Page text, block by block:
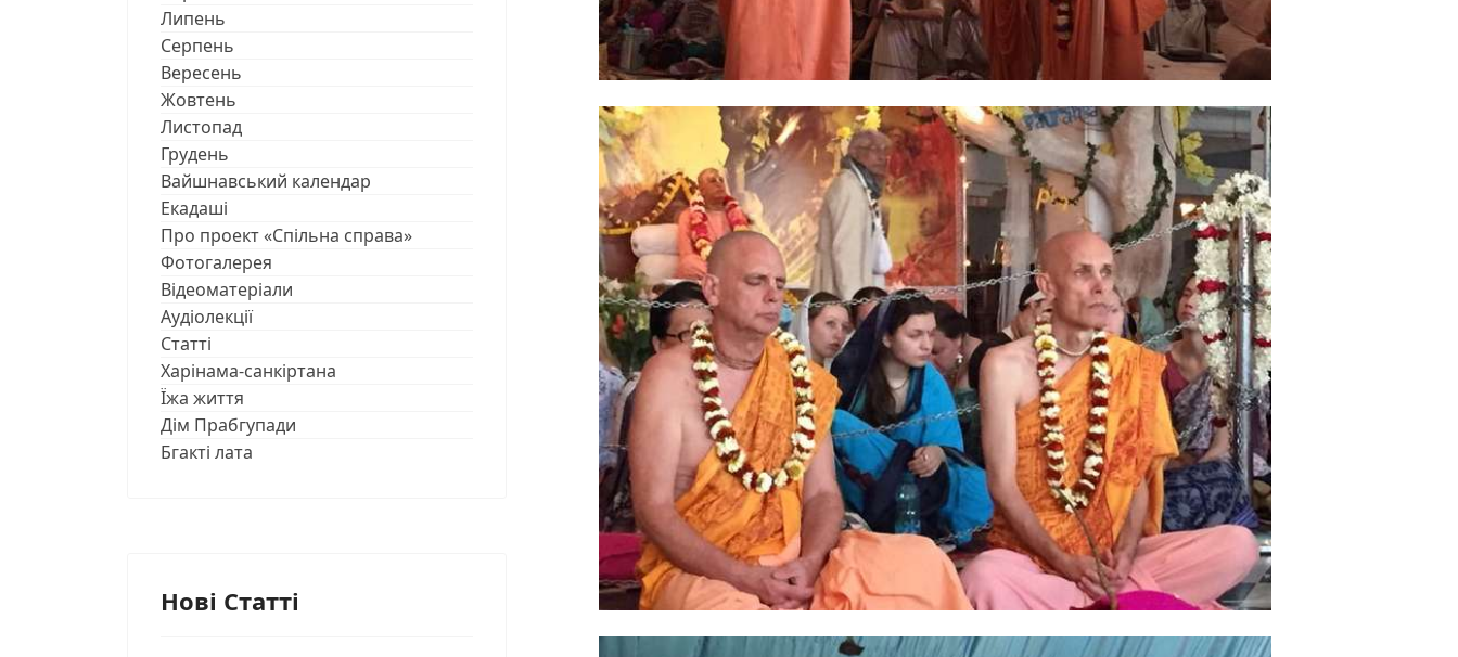
Липень
Серпень
Вересень
Жовтень
Листопад
Грудень
Вайшнавський календар
Екадаші
Про проект «Спільна справа»
Фотогалерея
Відеоматеріали
Аудіолекції
Статті
Харінама-санкіртана
Їжа життя
Дім Прабгупади
Бгакті лата
Нові Статті